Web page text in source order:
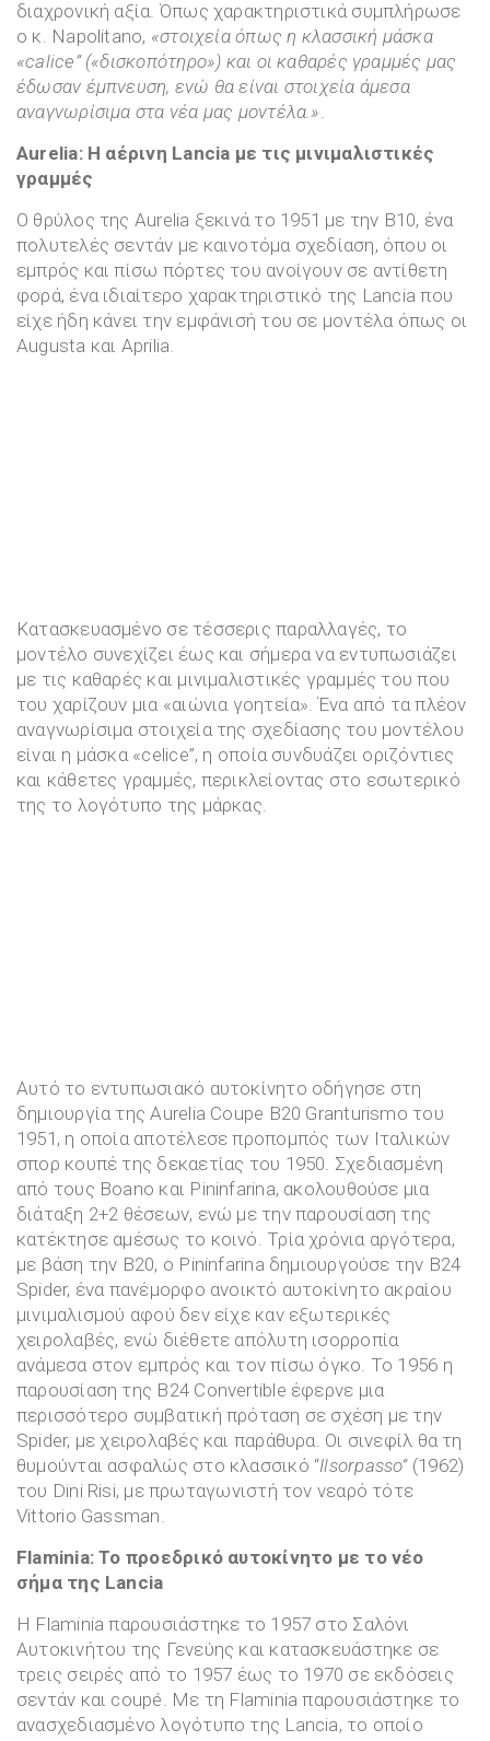
διαχρονική αξία. Όπως χαρακτηριστικά συμπλήρωσε
ο κ. Napolitano, «στοιχεία όπως η κλασσική μάσκα
«calice” («δισκοπότηρο») και οι καθαρές γραμμές μας
έδωσαν έμπνευση, ενώ θα είναι στοιχεία άμεσα
αναγνωρίσιμα στα νέα μας μοντέλα.»
Aurelia: Η αέρινη Lancia με τις μινιμαλιστικές
γραμμές
Ο θρύλος της Aurelia ξεκινά το 1951 με την Β10, ένα
πολυτελές σεντάν με καινοτόμα σχεδίαση, όπου οι
εμπρός και πίσω πόρτες του ανοίγουν σε αντίθετη
φορά, ένα ιδιαίτερο χαρακτηριστικό της Lancia που
είχε ήδη κάνει την εμφάνισή του σε μοντέλα όπως οι
Augusta και Aprilia.
Κατασκευασμένο σε τέσσερις παραλλαγές, το
μοντέλο συνεχίζει έως και σήμερα να εντυπωσιάζει
με τις καθαρές και μινιμαλιστικές γραμμές του που
του χαρίζουν μια «αιώνια γοητεία». Ένα από τα πλέον
αναγνωρίσιμα στοιχεία της σχεδίασης του μοντέλου
είναι η μάσκα «celice”, η οποία συνδυάζει οριζόντιες
και κάθετες γραμμές, περικλείοντας στο εσωτερικό
της το λογότυπο της μάρκας.
Αυτό το εντυπωσιακό αυτοκίνητο οδήγησε στη
δημιουργία της Aurelia Coupe B20 Granturismo του
1951, η οποία αποτέλεσε προπομπός των Ιταλικών
σπορ κουπέ της δεκαετίας του 1950. Σχεδιασμένη
από τους Boano και Pininfarina, ακολουθούσε μια
διάταξη 2+2 θέσεων, ενώ με την παρουσίαση της
κατέκτησε αμέσως το κοινό. Τρία χρόνια αργότερα,
με βάση την B20, ο Pininfarina δημιουργούσε την B24
Spider, ένα πανέμορφο ανοικτό αυτοκίνητο ακραίου
μινιμαλισμού αφού δεν είχε καν εξωτερικές
χειρολαβές, ενώ διέθετε απόλυτη ισορροπία
ανάμεσα στον εμπρός και τον πίσω όγκο. Το 1956 η
παρουσίαση της B24 Convertible έφερνε μια
περισσότερο συμβατική πρόταση σε σχέση με την
Spider, με χειρολαβές και παράθυρα. Οι σινεφίλ θα τη
θυμούνται ασφαλώς στο κλασσικό “Ilsorpasso”(1962)
του Dini Risi, με πρωταγωνιστή τον νεαρό τότε
Vittorio Gassman.
Flaminia: Το προεδρικό αυτοκίνητο με το νέο
σήμα της Lancia
Η Flaminia παρουσιάστηκε το 1957 στο Σαλόνι
Αυτοκινήτου της Γενεύης και κατασκευάστηκε σε
τρεις σειρές από το 1957 έως το 1970 σε εκδόσεις
σεντάν και coupé. Με τη Flaminia παρουσιάστηκε το
ανασχεδιασμένο λογότυπο της Lancia, το οποίο